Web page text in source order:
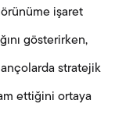
işaret
gösterirken,
stratejik
ettiğini ortaya